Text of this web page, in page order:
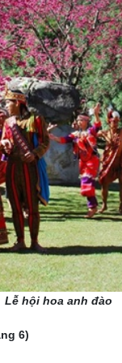
Lễ hội hoa anh đào
6)